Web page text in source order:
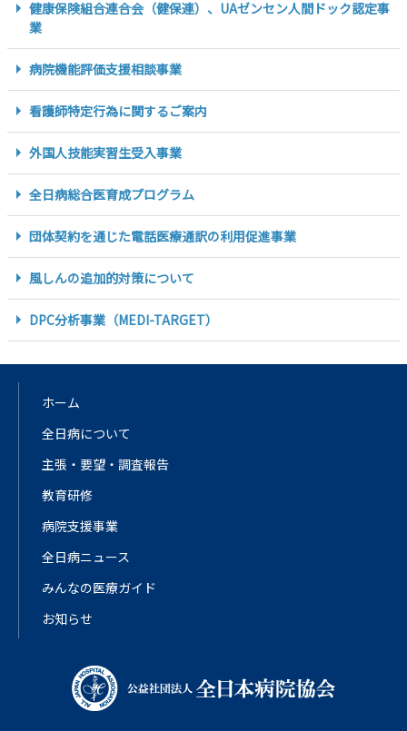
健康保険組合連合会（健保連）、UAゼンセン人間ドック認定事
業
病院機能評価支援相談事業
看護師特定行為に関するご案内
外国人技能実習生受入事業
全日病総合医育成プログラム
団体契約を通じた電話医療通訳の利用促進事業
風しんの追加的対策について
DPC分析事業（MEDI-TARGET）
ホーム
全日病について
主張・要望・調査報告
教育研修
病院支援事業
全日病ニュース
みんなの医療ガイド
お知らせ